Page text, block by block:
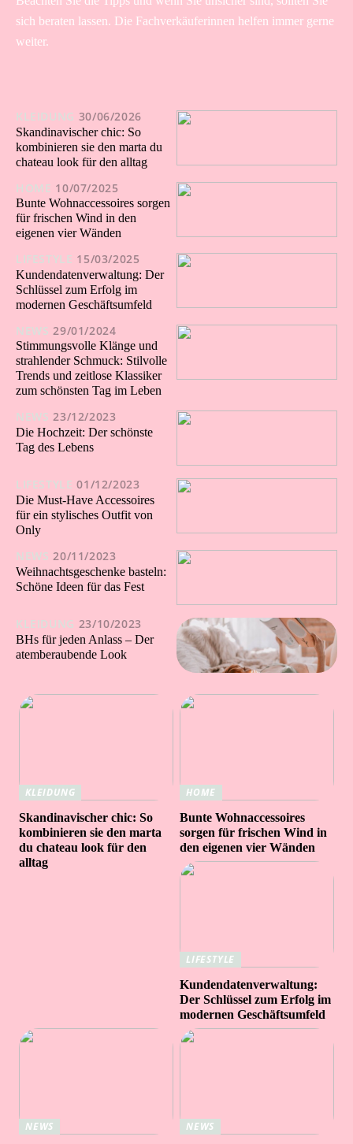
sich beraten lassen. Die Fachverkäuferinnen helfen immer gerne
weiter.
KLEIDUNG 30/06/2026
Skandinavischer chic: So
kombinieren sie den marta du
chateau look für den alltag
HOME 10/07/2025
Bunte Wohnaccessoires sorgen
für frischen Wind in den
eigenen vier Wänden
LIFESTYLE 15/03/2025
Kundendatenverwaltung: Der
Schlüssel zum Erfolg im
modernen Geschäftsumfeld
NEWS 29/01/2024
Stimmungsvolle Klänge und
strahlender Schmuck: Stilvolle
Trends und zeitlose Klassiker
zum schönsten Tag im Leben
NEWS 23/12/2023
Die Hochzeit: Der schönste
Tag des Lebens
LIFESTYLE 01/12/2023
Die Must-Have Accessoires
für ein stylisches Outfit von
Only
NEWS 20/11/2023
Weihnachtsgeschenke basteln:
Schöne Ideen für das Fest
KLEIDUNG 23/10/2023
BHs für jeden Anlass – Der
atemberaubende Look
KLEIDUNG
Skandinavischer chic: So
kombinieren sie den marta
du chateau look für den
alltag
HOME
Bunte Wohnaccessoires
sorgen für frischen Wind in
den eigenen vier Wänden
LIFESTYLE
Kundendatenverwaltung:
Der Schlüssel zum Erfolg im
modernen Geschäftsumfeld
NEWS
NEWS